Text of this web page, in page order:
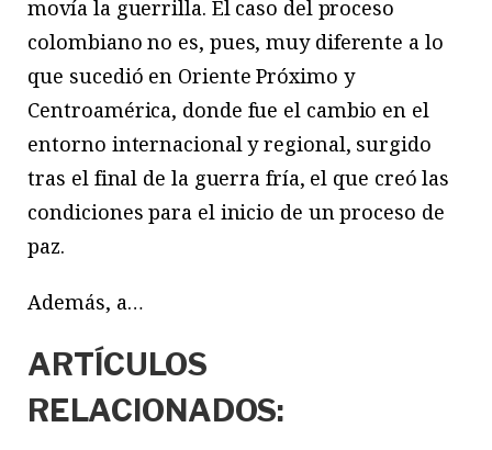
movía la guerrilla. El caso del proceso
colombiano no es, pues, muy diferente a lo
que sucedió en Oriente Próximo y
Centroamérica, donde fue el cambio en el
entorno internacional y regional, surgido
tras el final de la guerra fría, el que creó las
condiciones para el inicio de un proceso de
paz.
Además, a…
ARTÍCULOS
RELACIONADOS: